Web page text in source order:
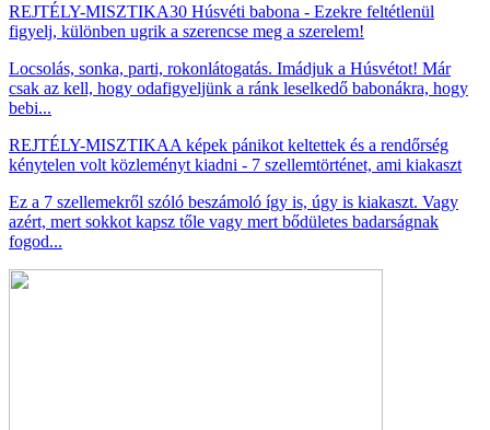
REJTÉLY-MISZTIKA30 Húsvéti babona - Ezekre feltétlenül
figyelj, különben ugrik a szerencse meg a szerelem!
Locsolás, sonka, parti, rokonlátogatás. Imádjuk a Húsvétot! Már
csak az kell, hogy odafigyeljünk a ránk leselkedő babonákra, hogy
bebi...
REJTÉLY-MISZTIKAA képek pánikot keltettek és a rendőrség
kénytelen volt közleményt kiadni - 7 szellemtörténet, ami kiakaszt
Ez a 7 szellemekről szóló beszámoló így is, úgy is kiakaszt. Vagy
azért, mert sokkot kapsz tőle vagy mert bődületes badarságnak
fogod...